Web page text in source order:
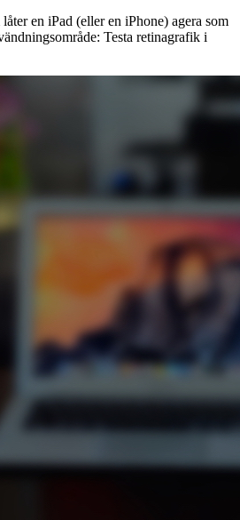
låter en iPad (eller en iPhone) agera som
Testa retinagrafik i